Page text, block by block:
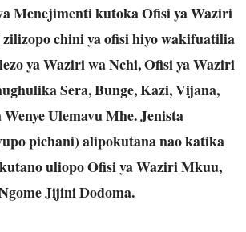
Menejimenti kutoka Ofisi ya Waziri
chini ya ofisi hiyo wakifuatilia
ya Waziri wa Nchi, Ofisi ya Waziri
Sera, Bunge, Kazi, Vijana,
Ulemavu Mhe. Jenista
pichani) alipokutana nao katika
uliopo Ofisi ya Waziri Mkuu,
Jijini Dodoma.